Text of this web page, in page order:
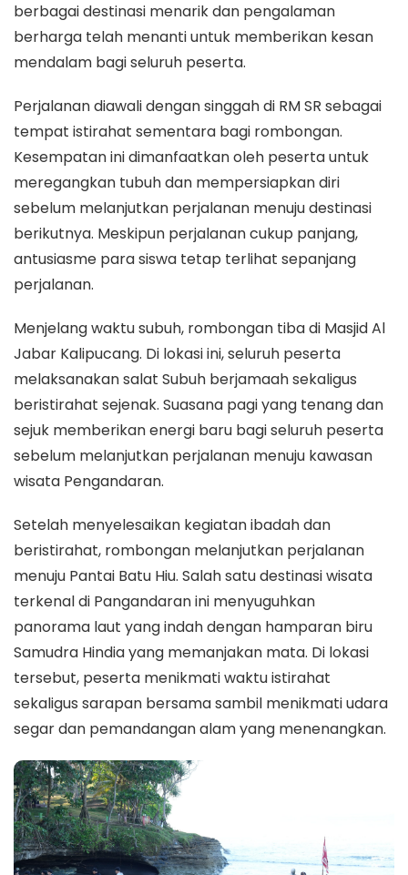
berbagai destinasi menarik dan pengalaman
berharga telah menanti untuk memberikan kesan
mendalam bagi seluruh peserta.
Perjalanan diawali dengan singgah di RM SR sebagai
tempat istirahat sementara bagi rombongan.
Kesempatan ini dimanfaatkan oleh peserta untuk
meregangkan tubuh dan mempersiapkan diri
sebelum melanjutkan perjalanan menuju destinasi
berikutnya. Meskipun perjalanan cukup panjang,
antusiasme para siswa tetap terlihat sepanjang
perjalanan.
Menjelang waktu subuh, rombongan tiba di Masjid Al
Jabar Kalipucang. Di lokasi ini, seluruh peserta
melaksanakan salat Subuh berjamaah sekaligus
beristirahat sejenak. Suasana pagi yang tenang dan
sejuk memberikan energi baru bagi seluruh peserta
sebelum melanjutkan perjalanan menuju kawasan
wisata Pengandaran.
Setelah menyelesaikan kegiatan ibadah dan
beristirahat, rombongan melanjutkan perjalanan
menuju Pantai Batu Hiu. Salah satu destinasi wisata
terkenal di Pangandaran ini menyuguhkan
panorama laut yang indah dengan hamparan biru
Samudra Hindia yang memanjakan mata. Di lokasi
tersebut, peserta menikmati waktu istirahat
sekaligus sarapan bersama sambil menikmati udara
segar dan pemandangan alam yang menenangkan.